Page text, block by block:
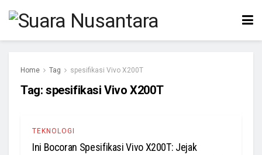
Home Tag spesifikasi Vivo X200T
Tag: spesifikasi Vivo X200T
TEKNOLOGI
Ini Bocoran Spesifikasi Vivo X200T: Jejak